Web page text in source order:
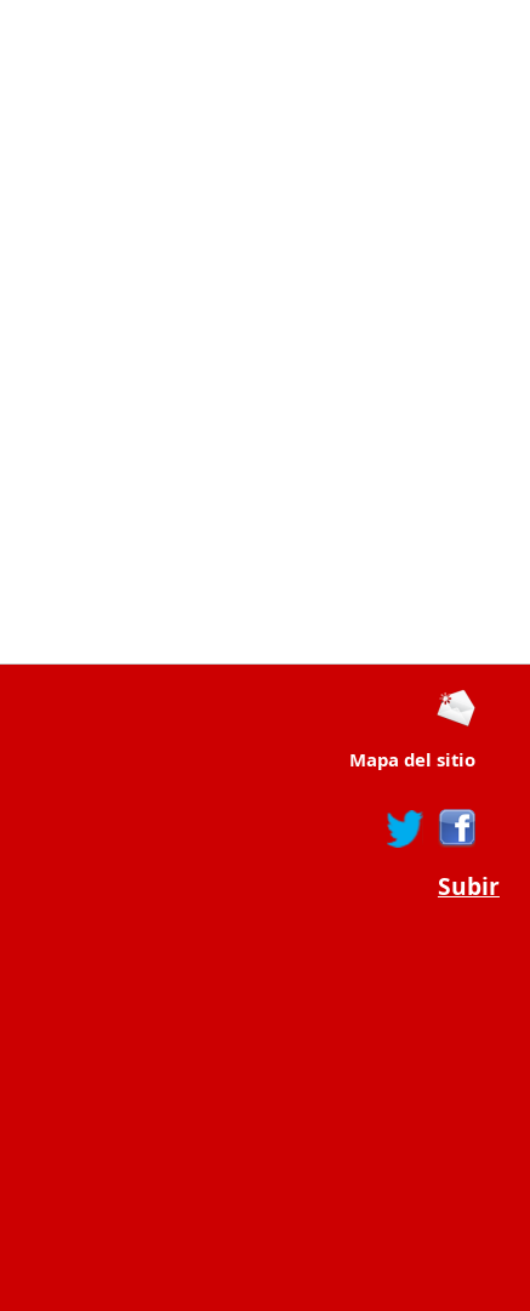
Mapa del sitio
Subir